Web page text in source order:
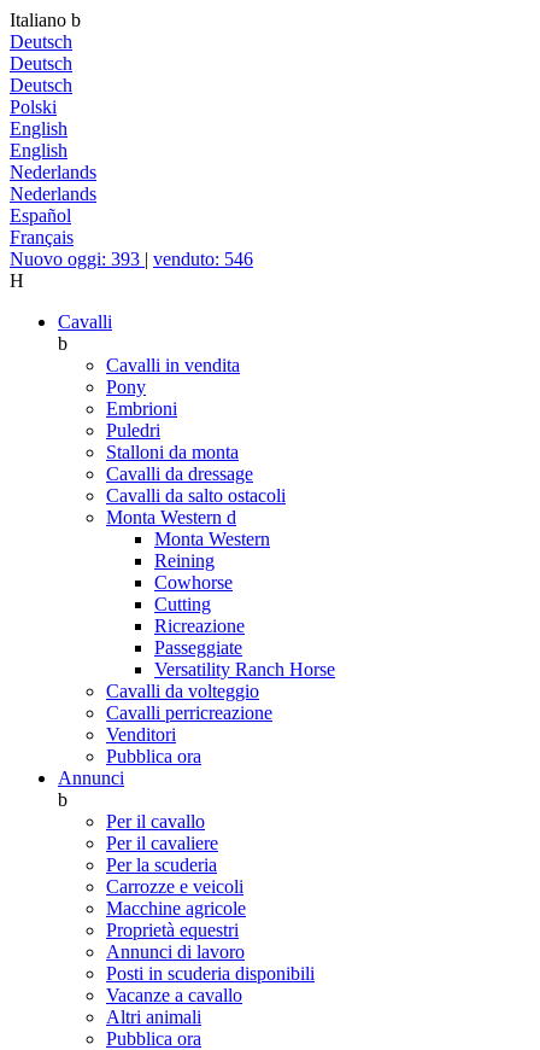
Italiano b
Deutsch
Deutsch
Deutsch
Polski
English
English
Nederlands
Nederlands
Español
Français
Nuovo oggi: 393 | venduto: 546
H
Cavalli
b
Cavalli in vendita
Pony
Embrioni
Puledri
Stalloni da monta
Cavalli da dressage
Cavalli da salto ostacoli
Monta Western d
Monta Western
Reining
Cowhorse
Cutting
Ricreazione
Passeggiate
Versatility Ranch Horse
Cavalli da volteggio
Cavalli perricreazione
Venditori
Pubblica ora
Annunci
b
Per il cavallo
Per il cavaliere
Per la scuderia
Carrozze e veicoli
Macchine agricole
Proprietà equestri
Annunci di lavoro
Posti in scuderia disponibili
Vacanze a cavallo
Altri animali
Pubblica ora